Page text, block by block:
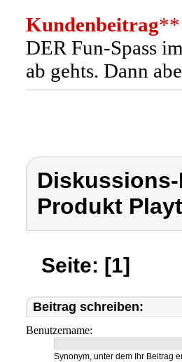
Kundenbeitrag**
DER Fun-Spass
ab gehts. Dann
Produkt
Seite: [1]
Beitrag schreiben:
Benutzername:
Synonym, unter dem Ihr Beitrag